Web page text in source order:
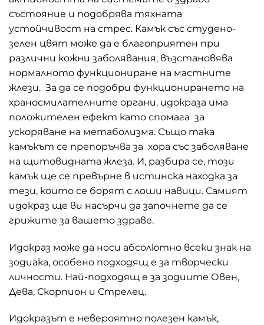
състояние и подобрява тяхната
устойчивост на стрес. Камък със студено-
зелен цвят може да е благоприятен при
различни кожни заболявания, възстановява
нормалното функциониране на мастните
жлези. За да се подобри функционирането на
храносмилателните органи, идокраза има
положителен ефект като спомага за
ускоряване на метаболизма. Също така
камъкът се препоръчва за хора със заболяване
на щитовидната жлеза. И, разбира се, този
камък ще се превърне в истинска находка за
тези, които се борят с лоши навици. Самият
идокраз ще ви насърчи да започнете да се
грижите за вашето здраве.
Идокраз може да носи абсолютно всеки знак на
зодиака, особено подходящ е за творчески
личности. Най-подходящ е за зодиите Овен,
Дева, Скорпион и Стрелец.
Идокразът е невероятно полезен камък,